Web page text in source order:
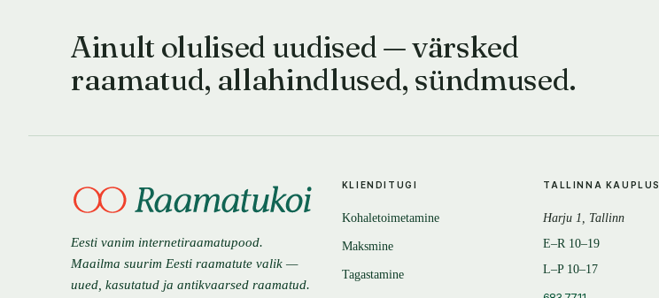
Ainult olulised uudised — värsked
raamatud, allahindlused, sündmused.
Eesti vanim internetiraamatupood.
Maailma suurim Eesti raamatute valik —
uued, kasutatud ja antikvaarsed raamatud.
KLIENDITUGI
Kohaletoimetamine
Maksmine
Tagastamine
TALLINNA KAUPLUS
Harju 1, Tallinn
E–R 10–19
L–P 10–17